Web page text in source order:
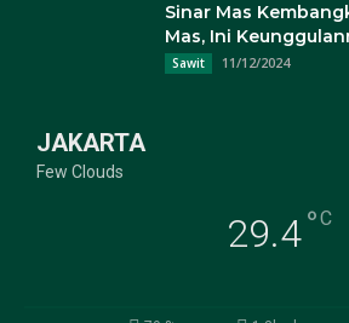
Sinar Mas
Mas, Ini
Sawit 11/12/2024
JAKARTA
Few Clouds
29.4°C